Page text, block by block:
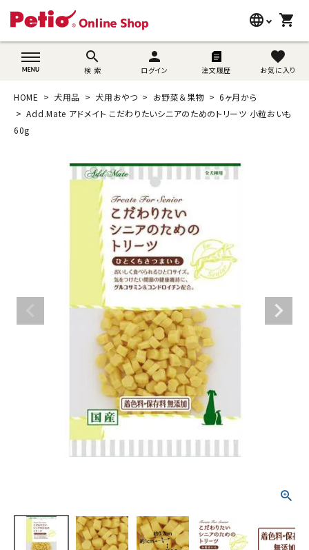
language
wovn-lang-name
shopping_cart
search
検 索
person
ログイン 注文履歴
favorite
お気に入り
search
猫用品
ブランド別に探す
目的別に探す
ACCOUNT MENU
person 新規会員登録
HOME 犬用品 犬用おやつ お野菜＆果物
6ヶ月から
Add.Mate アドメイト こだわりたいシニアのためのトリーツ 小粒おいも
60g